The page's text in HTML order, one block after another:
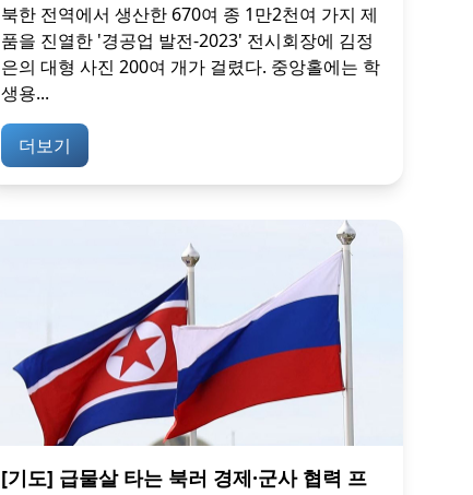
북한 전역에서 생산한 670여 종 1만2천여 가지 제
품을 진열한 '경공업 발전-2023' 전시회장에 김정
은의 대형 사진 200여 개가 걸렸다. 중앙홀에는 학
생용...
더보기
[기도] 급물살 타는 북러 경제·군사 협력 프